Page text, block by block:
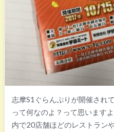
志摩S1ぐらんぷりが開催され
って何なのよ？って思います
内で20店舗ほどのレストラン